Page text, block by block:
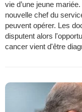
vie d’une jeune
nouvelle chef du
peuvent opérer. Les
disputent alors
cancer vient d'être